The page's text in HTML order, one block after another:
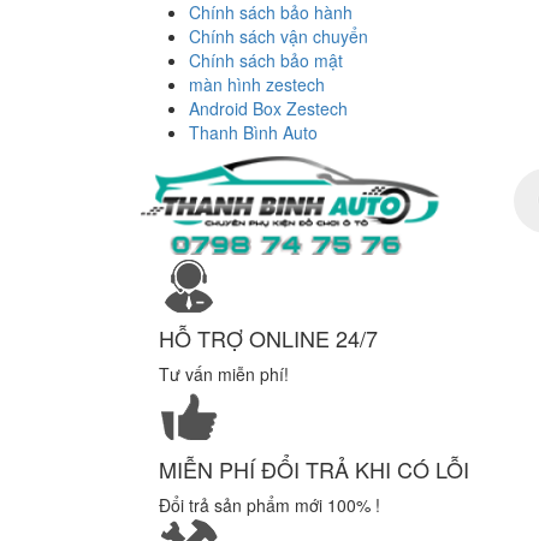
Chính sách bảo hành
Chính sách vận chuyển
Chính sách bảo mật
màn hình zestech
Android Box Zestech
Thanh Bình Auto
HỖ TRỢ ONLINE 24/7
Tư vấn miễn phí!
MIỄN PHÍ ĐỔI TRẢ KHI CÓ LỖI
Đổi trả sản phẩm mới 100% !